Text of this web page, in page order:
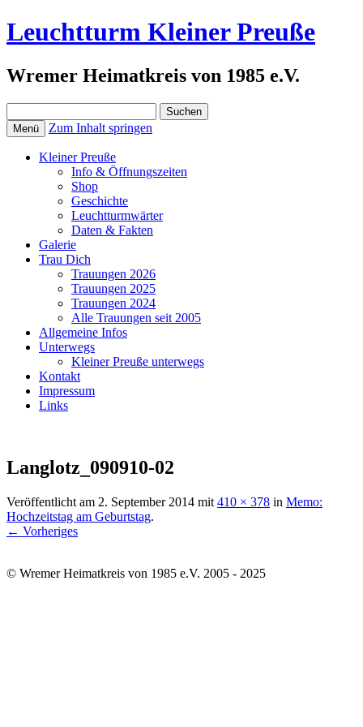
Leuchtturm Kleiner Preuße
Wremer Heimatkreis von 1985 e.V.
nach:
Menü Zum Inhalt springen
Kleiner Preuße
Info & Öffnungszeiten
Shop
Geschichte
Leuchtturmwärter
Daten & Fakten
Galerie
Trau Dich
Trauungen 2026
Trauungen 2025
Trauungen 2024
Alle Trauungen seit 2005
Allgemeine Infos
Unterwegs
Kleiner Preuße unterwegs
Kontakt
Impressum
Links
Langlotz_090910-02
Veröffentlicht am 2. September 2014 mit 410 × 378 in Memo:
Hochzeitstag am Geburtstag.
← Vorheriges
© Wremer Heimatkreis von 1985 e.V. 2005 - 2025